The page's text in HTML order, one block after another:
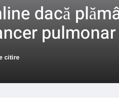
dacă
pulmonar
citire